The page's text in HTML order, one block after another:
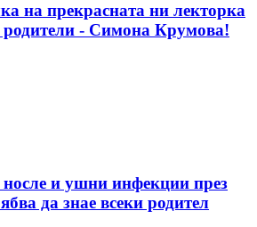
на прекрасната ни лекторка
- Симона Крумова!
и ушни инфекции през
да знае всеки родител